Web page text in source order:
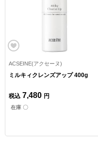
ACSEINE(アクセーヌ)
ミルキィクレンズアップ 400g
税込 7,480 円
在庫 〇